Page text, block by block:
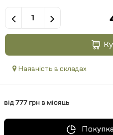
Наявність в складах
від 777 грн в місяць